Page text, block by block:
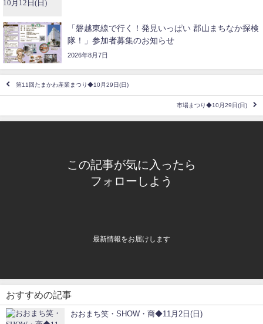
「磐越東線で行く！発見いっぱい 郡山まちなか探検
隊！」参加者募集のお知らせ
2026年8月7日
第11回たまかわ産業まつり◆10月29日(日)
市場まつり◆10月29日(日)
この記事が気に入ったら
フォローしよう
最新情報をお届けします
おすすめの記事
おおまち笑・SHOW・商◆11月2日(日)